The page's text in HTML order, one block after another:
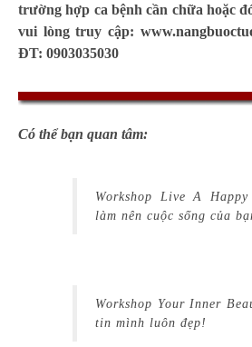
trường hợp ca bệnh cần chữa hoặc
vui lòng truy cập:
ĐT: 0903035030
Có thể bạn quan tâm:
Workshop Live A
làm nên cuộc sống của
Workshop Your Inner
tin mình luôn đẹp!